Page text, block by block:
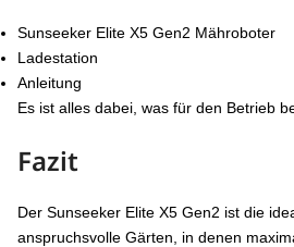
Sunseeker Elite X5 Gen2 Mähroboter
Ladestation
Anleitung
Es ist alles dabei, was für den Betrieb
Fazit
Der Sunseeker Elite X5 Gen2 ist die
anspruchsvolle Gärten, in denen